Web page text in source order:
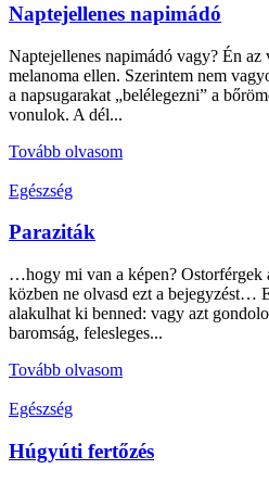
Naptejellenes napimádó
Naptejellenes napimádó vagy? Én
melanoma ellen. Szerintem nem
a napsugarakat „belélegezni” a
vonulok. A dél...
Tovább olvasom
Egészség
Paraziták
…hogy mi van a képen? Ostorférgek
közben ne olvasd ezt a bejegyzést…
alakulhat ki benned: vagy azt
baromság, felesleges...
Tovább olvasom
Egészség
Húgyúti fertőzés